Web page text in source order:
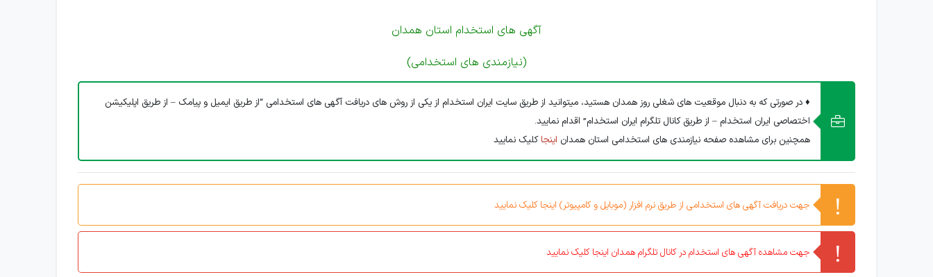
آگهی های استخدام استان همدان
(نیازمندی های استخدامی)
♦ در صورتی که به دنبال موقعیت های شغلی روز همدان هستید، میتوانید از طریق سایت ایران استخدام از یکی از روش های دریافت آگهی های استخدامی “از طریق ایمیل و پیامک – از طریق اپلیکیشن
اختصاصی ایران استخدام – از طریق کانال تلگرام ایران استخدام” اقدام نمایید.
همچنین برای مشاهده صفحه نیازمندی های استخدامی استان همدان اینجاکلیک نمایید
جهت دریافت آگهی های استخدامی از طریق نرم افزار (موبایل و کامپیوتر) اینجا کلیک نمایید
جهت مشاهده آگهی های استخدام در کانال تلگرام همدان اینجا کلیک نمایید